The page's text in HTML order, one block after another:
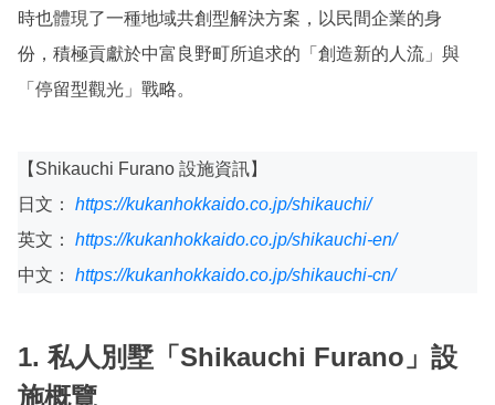
時也體現了一種地域共創型解決方案，以民間企業的身
份，積極貢獻於中富良野町所追求的「創造新的人流」與
「停留型觀光」戰略。
【Shikauchi Furano 設施資訊】
日文：
https://kukanhokkaido.co.jp/shikauchi/
英文：https://kukanhokkaido.co.jp/shikauchi-en/
中文：https://kukanhokkaido.co.jp/shikauchi-cn/
1. 私人別墅「Shikauchi Furano」設
施概覽